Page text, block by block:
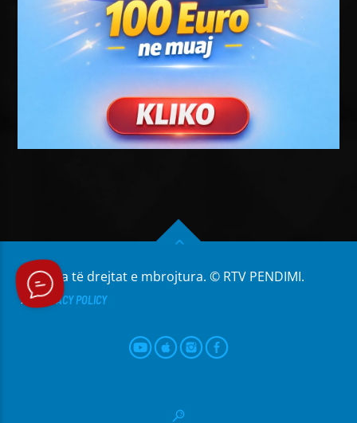
Të gjitha të drejtat e mbrojtura. © RTV PENDIMI.
PRIVACY POLICY